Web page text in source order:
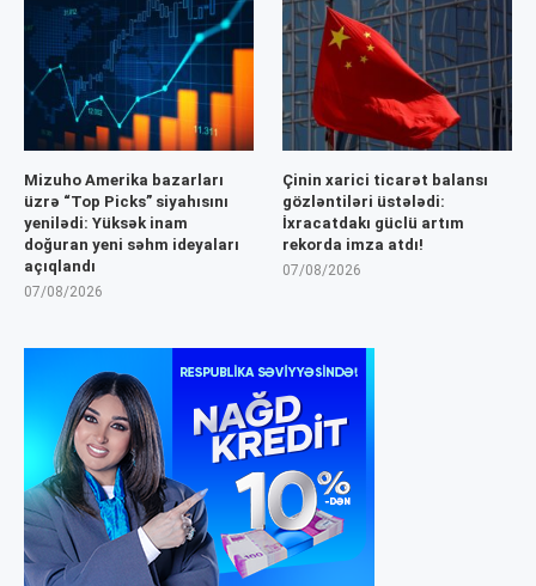
Mizuho Amerika bazarları
üzrə “Top Picks” siyahısını
yenilədi: Yüksək inam
doğuran yeni səhm ideyaları
açıqlandı
07/08/2026
Çinin xarici ticarət balansı
gözləntiləri üstələdi:
İxracatdakı güclü artım
rekorda imza atdı!
07/08/2026